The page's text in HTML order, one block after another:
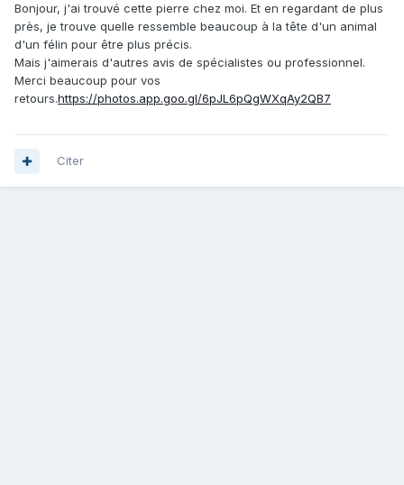
Bonjour, j'ai trouvé cette pierre chez moi. Et en regardant de plus
près, je trouve quelle ressemble beaucoup à la tête d'un animal
d'un félin pour être plus précis.
Mais j'aimerais d'autres avis de spécialistes ou professionnel.
Merci beaucoup pour vos
retours.https://photos.app.goo.gl/6pJL6pQgWXqAy2QB7
Citer